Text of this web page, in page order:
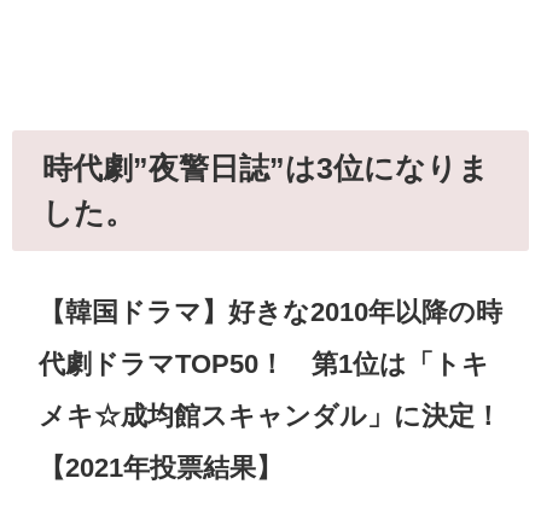
時代劇”夜警日誌”は3位になりま
した。
【韓国ドラマ】好きな2010年以降の時
代劇ドラマTOP50！ 第1位は「トキ
メキ☆成均館スキャンダル」に決定！
【2021年投票結果】